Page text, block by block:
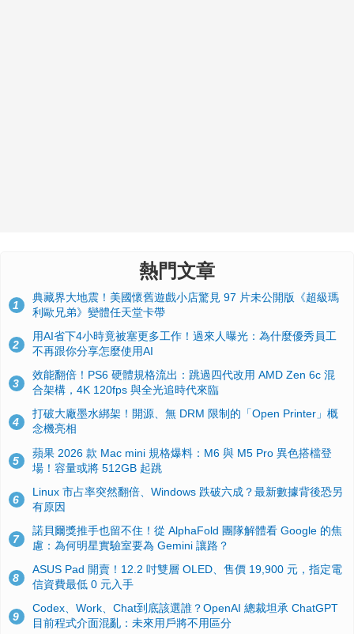
熱門文章
1
典藏界大地震！美國懷舊遊戲小店驚見 97 片未公開版《超級瑪
利歐兄弟》變體任天堂卡帶
2
用AI省下4小時竟被塞更多工作！過來人曝光：為什麼優秀員工
不再跟你分享怎麼使用AI
3
效能翻倍！PS6 硬體規格流出：跳過四代改用 AMD Zen 6c 混
合架構，4K 120fps 與全光追時代來臨
4
打破大廠墨水綁架！開源、無 DRM 限制的「Open Printer」概
念機亮相
5
蘋果 2026 款 Mac mini 規格爆料：M6 與 M5 Pro 異色搭檔登
場！容量或將 512GB 起跳
6
Linux 市占率突然翻倍、Windows 跌破六成？最新數據背後恐另
有原因
7
諾貝爾獎推手也留不住！從 AlphaFold 團隊解體看 Google 的焦
慮：為何明星實驗室要為 Gemini 讓路？
8
ASUS Pad 開賣！12.2 吋雙層 OLED、售價 19,900 元，指定電
信資費最低 0 元入手
9
Codex、Work、Chat到底該選誰？OpenAI 總裁坦承 ChatGPT
目前程式介面混亂：未來用戶將不用區分